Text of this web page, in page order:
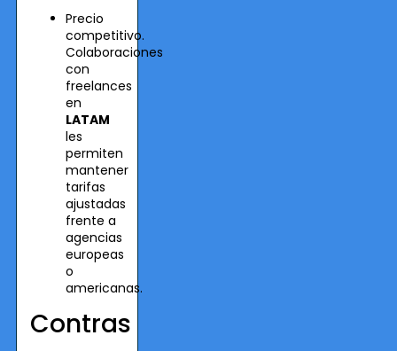
Precio
competitivo.
Colaboraciones
con
freelances
en
LATAM
les
permiten
mantener
tarifas
ajustadas
frente a
agencias
europeas
o
americanas.
Contras